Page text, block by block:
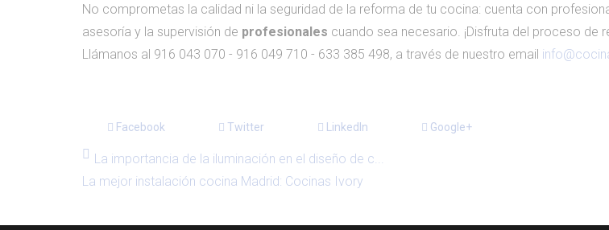
No comprometas la calidad ni la seguridad de la reforma de tu cocina: cuenta con
asesoría y la supervisión de profesionales cuando sea necesario. ¡Disfruta del proceso de
Llámanos al 916 043 070 - 916 049 710 - 633 385 498, a través de nuestro email
Facebook Twitter LinkedIn Google+
La importancia de la iluminación en el diseño de c...
La mejor instalación cocina Madrid: Cocinas Ivory